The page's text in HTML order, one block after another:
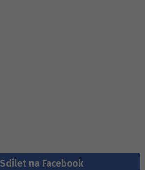
Sdílet na Facebook